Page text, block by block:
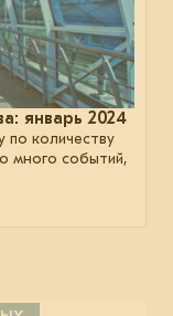
январь 2024
по количеству
много событий,